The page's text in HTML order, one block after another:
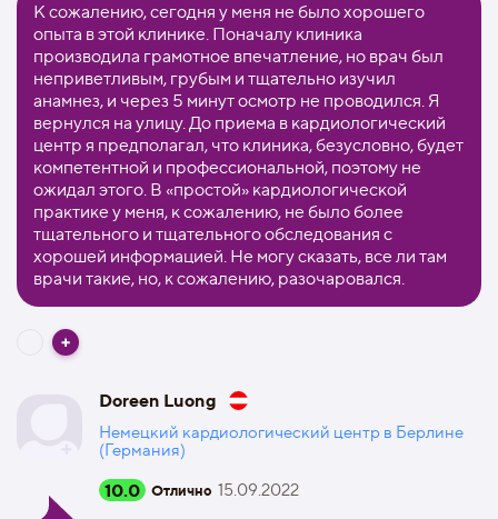
К сожалению, сегодня у меня не было хорошего
опыта в этой клинике. Поначалу клиника
производила грамотное впечатление, но врач был
неприветливым, грубым и тщательно изучил
анамнез, и через 5 минут осмотр не проводился. Я
вернулся на улицу. До приема в кардиологический
центр я предполагал, что клиника, безусловно, будет
компетентной и профессиональной, поэтому не
ожидал этого. В «простой» кардиологической
практике у меня, к сожалению, не было более
тщательного и тщательного обследования с
хорошей информацией. Не могу сказать, все ли там
врачи такие, но, к сожалению, разочаровался.
Doreen Luong
Немецкий кардиологический центр в Берлине
(Германия)
10.0 Отлично 15.09.2022